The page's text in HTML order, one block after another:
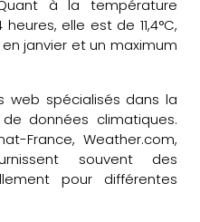
à la température
elle est de 11,4°C,
janvier et un maximum
web spécialisés dans la
données climatiques.
France, Weather.com,
souvent des
pour différentes